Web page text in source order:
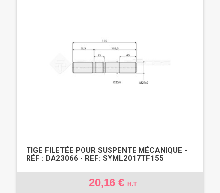
TIGE FILETÉE POUR SUSPENTE MÉCANIQUE -
RÉF : DA23066 - REF: SYML2017TF155
20,16 € H.T